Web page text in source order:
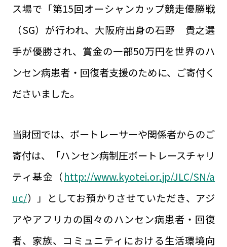
ス場で「第15回オーシャンカップ競走優勝戦
（SG）が行われ、大阪府出身の石野 貴之選
手が優勝され、賞金の一部50万円を世界のハ
ンセン病患者・回復者支援のために、ご寄付く
ださいました。
当財団では、ボートレーサーや関係者からのご
寄付は、「ハンセン病制圧ボートレースチャリ
ティ基金（http://www.kyotei.or.jp/JLC/SN/a
uc/）」としてお預かりさせていただき、アジ
アやアフリカの国々のハンセン病患者・回復
者、家族、コミュニティにおける生活環境向